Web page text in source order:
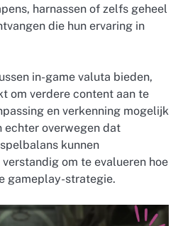
harnassen of zelfs geheel
die hun ervaring in
in-game valuta bieden,
om verdere content aan te
en verkenning mogelijk
echter overwegen dat
kunnen
om te evalueren hoe
gameplay-strategie.